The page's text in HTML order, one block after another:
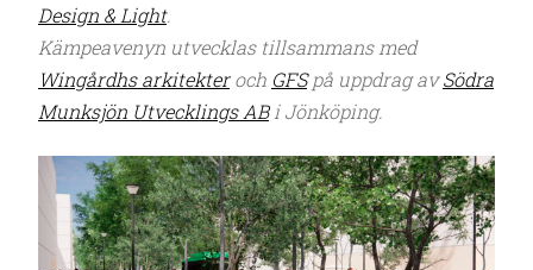
Design & Light.
Kämpeavenyn utvecklas tillsammans med
Wingårdhs arkitekteroch GFSpå uppdrag avSödra
Munksjön Utvecklings ABi Jönköping.